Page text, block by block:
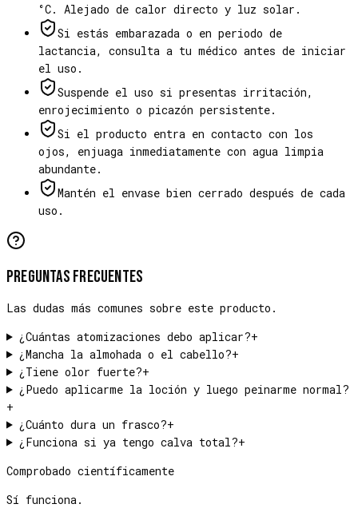
°C. Alejado de calor directo y luz solar.
Si estás embarazada o en periodo de
lactancia, consulta a tu médico antes de iniciar
el uso.
Suspende el uso si presentas irritación,
enrojecimiento o picazón persistente.
Si el producto entra en contacto con los
ojos, enjuaga inmediatamente con agua limpia
abundante.
Mantén el envase bien cerrado después de cada
uso.
Preguntas frecuentes
Las dudas más comunes sobre este producto.
¿Cuántas atomizaciones debo aplicar?+
¿Mancha la almohada o el cabello?+
¿Tiene olor fuerte?+
¿Puedo aplicarme la loción y luego peinarme normal?
+
¿Cuánto dura un frasco?+
¿Funciona si ya tengo calva total?+
Comprobado científicamente
Sí funciona.